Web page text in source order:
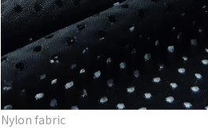
Nylon fabric